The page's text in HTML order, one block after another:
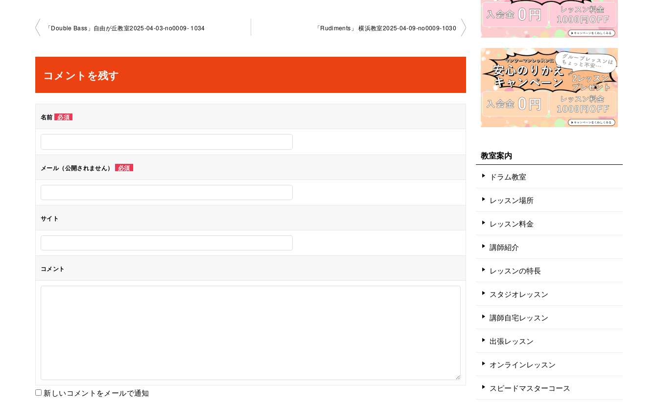
投
ナ
ビ
ゲ
ー
シ
ョ
「Double Bass」自由が丘教室2025-04-03-no0009- 1034 「Rudiments」 横浜教室2025-04-09-no0009-1030
コメントを残す
名前 必須
メール（公開されません） 必須
サイト
コメント
新しいコメントをメールで通知
教室案内
ドラム教室
レッスン場所
レッスン料金
講師紹介
レッスンの特長
スタジオレッスン
講師自宅レッスン
出張レッスン
オンラインレッスン
スピードマスターコース